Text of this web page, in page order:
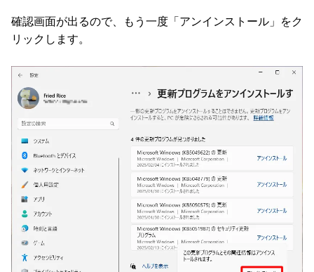
確認画面が出るので、もう一度「アンインストール」をク
リックします。